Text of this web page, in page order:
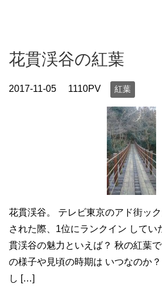
花貫渓谷の紅葉
2017-11-05 1110PV 紅葉
花貫渓谷。 テレビ東京のアド街ッ
された際、1位にランクイン してい
貫渓谷の魅力といえば？ 秋の紅葉
の様子や見頃の時期は いつなのか
し […]